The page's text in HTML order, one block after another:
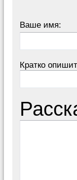
Ваше имя:
Кратко